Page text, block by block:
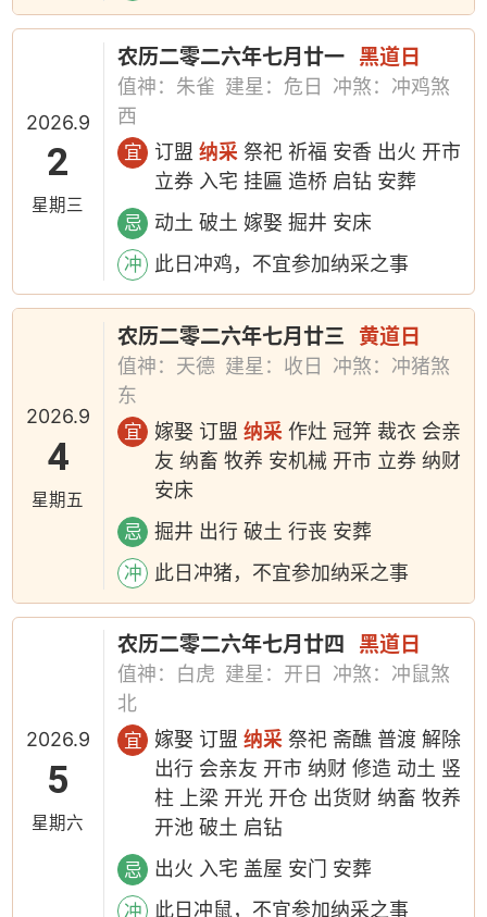
2026.9
2
星期三
农历二零二六年七月廿一 黑道日
值神：朱雀 建星：危日
冲煞：冲鸡煞
西
宜 订盟纳采 祭祀 祈福 安香 出火 开市
立券 入宅 挂匾 造桥 启钻 安葬
忌 动土 破土 嫁娶 掘井 安床
冲 此日冲鸡，不宜参加纳采之事
2026.9
4
星期五
农历二零二六年七月廿三 黄道日
值神：天德 建星：收日
冲煞：冲猪煞
东
宜 嫁娶 订盟纳采 作灶 冠笄 裁衣 会亲
友 纳畜 牧养 安机械 开市 立券 纳财
安床
忌 掘井 出行 破土 行丧 安葬
冲 此日冲猪，不宜参加纳采之事
2026.9
5
星期六
农历二零二六年七月廿四 黑道日
值神：白虎 建星：开日
冲煞：冲鼠煞
北
宜 嫁娶 订盟纳采 祭祀 斋醮 普渡 解除
出行 会亲友 开市 纳财 修造 动土 竖
柱 上梁 开光 开仓 出货财 纳畜 牧养
开池 破土 启钻
忌 出火 入宅 盖屋 安门 安葬
冲 此日冲鼠，不宜参加纳采之事